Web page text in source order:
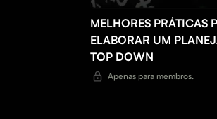
MELHORES PRÁTICAS
ELABORAR UM
TOP DOWN
Apenas para membros.